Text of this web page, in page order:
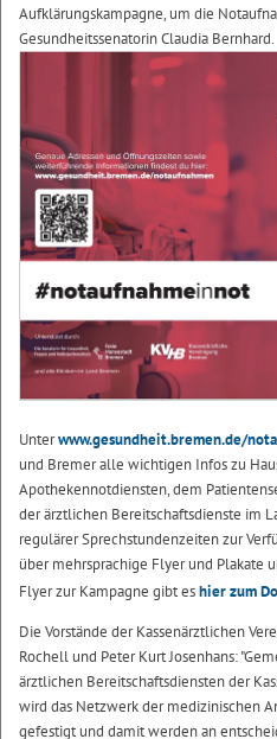
Aufklärungskampagne, um die
Gesundheitssenatorin Claudia Bernhard.
Unterwww.gesundheit.bremen.de/
und Bremer alle wichtigen Infos zu
Apothekennotdiensten, dem
der ärztlichen Bereitschaftsdienste im
regulärer Sprechstundenzeiten zur
über mehrsprachige Flyer und Plakate
Flyer zur Kampagne gibt eshier zum
Die Vorstände der Kassenärztlichen
Rochell und Peter Kurt Josenhans:
ärztlichen Bereitschaftsdiensten der
wird das Netzwerk der medizinischen
gefestigt und damit werden an